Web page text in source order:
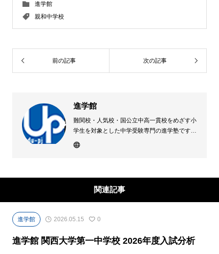
進学館
親和中学校
前の記事 次の記事
進学館
難関校・人気校・国公立中高一貫校をめざす小
学生を対象とした中学受験専門の進学塾です。
第一志望 全員合格を目標に、最新の受験動向
関連記事
進学館 2026.05.15 0
進学館 関西大学第一中学校 2026年度入試分析